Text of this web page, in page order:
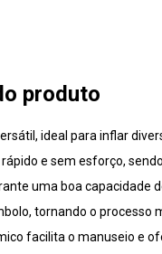
produto
ideal para inflar
e sem esforço,
uma boa capacidade
tornando o
facilita o manuseio e